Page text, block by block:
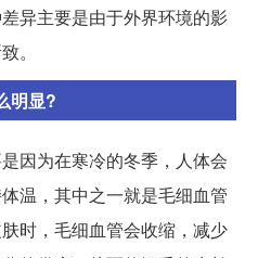
异主要是由于外界环境的影
。
明显?
因为在寒冷的冬季，人体会
温，其中之一就是毛细血管
时，毛细血管会收缩，减少